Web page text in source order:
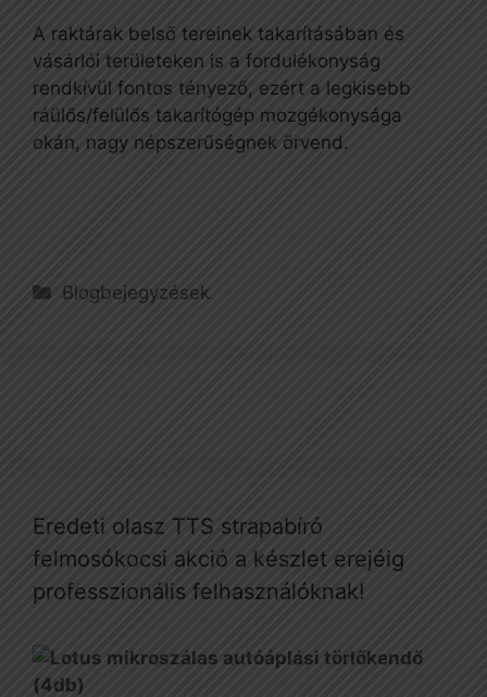
A raktárak belső tereinek takarításában és
vásárlói területeken is a fordulékonyság
rendkívül fontos tényező, ezért a legkisebb
ráülős/felülős takarítógép mozgékonysága
okán, nagy népszerűségnek örvend.
Kategória
Blogbejegyzések
Eredeti olasz TTS strapabíró
felmosókocsi akció a készlet erejéig
professzionális felhasználóknak!